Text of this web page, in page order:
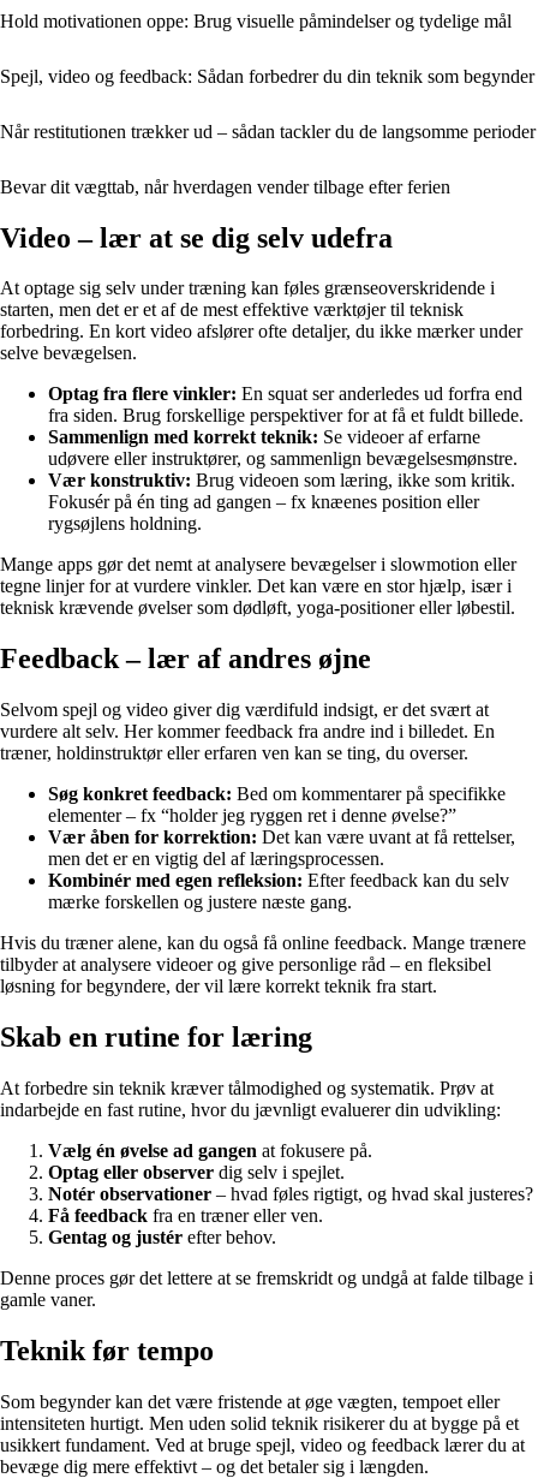
Hold motivationen oppe: Brug visuelle påmindelser og tydelige mål
Spejl, video og feedback: Sådan forbedrer du din teknik som begynder
Når restitutionen trækker ud – sådan tackler du de langsomme perioder
Bevar dit vægttab, når hverdagen vender tilbage efter ferien
Video – lær at se dig selv udefra
At optage sig selv under træning kan føles grænseoverskridende i
starten, men det er et af de mest effektive værktøjer til teknisk
forbedring. En kort video afslører ofte detaljer, du ikke mærker under
selve bevægelsen.
Optag fra flere vinkler: En squat ser anderledes ud forfra end
fra siden. Brug forskellige perspektiver for at få et fuldt billede.
Sammenlign med korrekt teknik: Se videoer af erfarne
udøvere eller instruktører, og sammenlign bevægelsesmønstre.
Vær konstruktiv: Brug videoen som læring, ikke som kritik.
Fokusér på én ting ad gangen – fx knæenes position eller
rygsøjlens holdning.
Mange apps gør det nemt at analysere bevægelser i slowmotion eller
tegne linjer for at vurdere vinkler. Det kan være en stor hjælp, især i
teknisk krævende øvelser som dødløft, yoga-positioner eller løbestil.
Feedback – lær af andres øjne
Selvom spejl og video giver dig værdifuld indsigt, er det svært at
vurdere alt selv. Her kommer feedback fra andre ind i billedet. En
træner, holdinstruktør eller erfaren ven kan se ting, du overser.
Søg konkret feedback: Bed om kommentarer på specifikke
elementer – fx “holder jeg ryggen ret i denne øvelse?”
Vær åben for korrektion: Det kan være uvant at få rettelser,
men det er en vigtig del af læringsprocessen.
Kombinér med egen refleksion: Efter feedback kan du selv
mærke forskellen og justere næste gang.
Hvis du træner alene, kan du også få online feedback. Mange trænere
tilbyder at analysere videoer og give personlige råd – en fleksibel
løsning for begyndere, der vil lære korrekt teknik fra start.
Skab en rutine for læring
At forbedre sin teknik kræver tålmodighed og systematik. Prøv at
indarbejde en fast rutine, hvor du jævnligt evaluerer din udvikling:
Vælg én øvelse ad gangen at fokusere på.
Optag eller observer dig selv i spejlet.
Notér observationer – hvad føles rigtigt, og hvad skal justeres?
Få feedback fra en træner eller ven.
Gentag og justér efter behov.
Denne proces gør det lettere at se fremskridt og undgå at falde tilbage i
gamle vaner.
Teknik før tempo
Som begynder kan det være fristende at øge vægten, tempoet eller
intensiteten hurtigt. Men uden solid teknik risikerer du at bygge på et
usikkert fundament. Ved at bruge spejl, video og feedback lærer du at
bevæge dig mere effektivt – og det betaler sig i længden.